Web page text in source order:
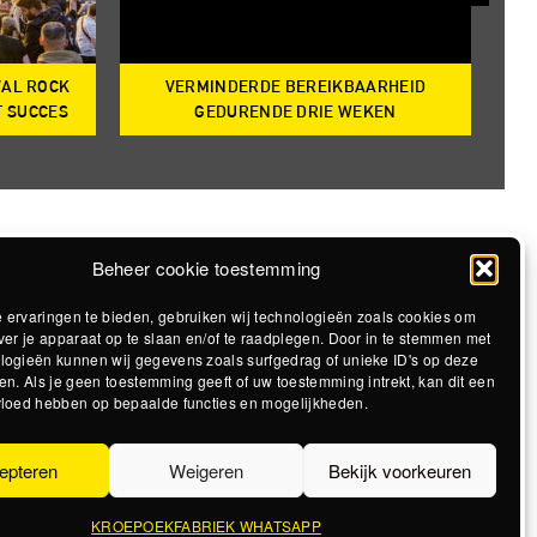
Beheer cookie toestemming
ervaringen te bieden, gebruiken wij technologieën zoals cookies om
je apparaat op te slaan en/of te raadplegen. Door in te stemmen met
kunnen wij gegevens zoals surfgedrag of unieke ID's op deze
Als je geen toestemming geeft of uw toestemming intrekt, kan dit een
hebben op bepaalde functies en mogelijkheden.
Weigeren Bekijk voorkeuren
KROEPOEKFABRIEK WHATSAPP
ROCK
SUCCES
VERMINDERDE BEREIKBAARHEID
GEDURENDE DRIE WEKEN